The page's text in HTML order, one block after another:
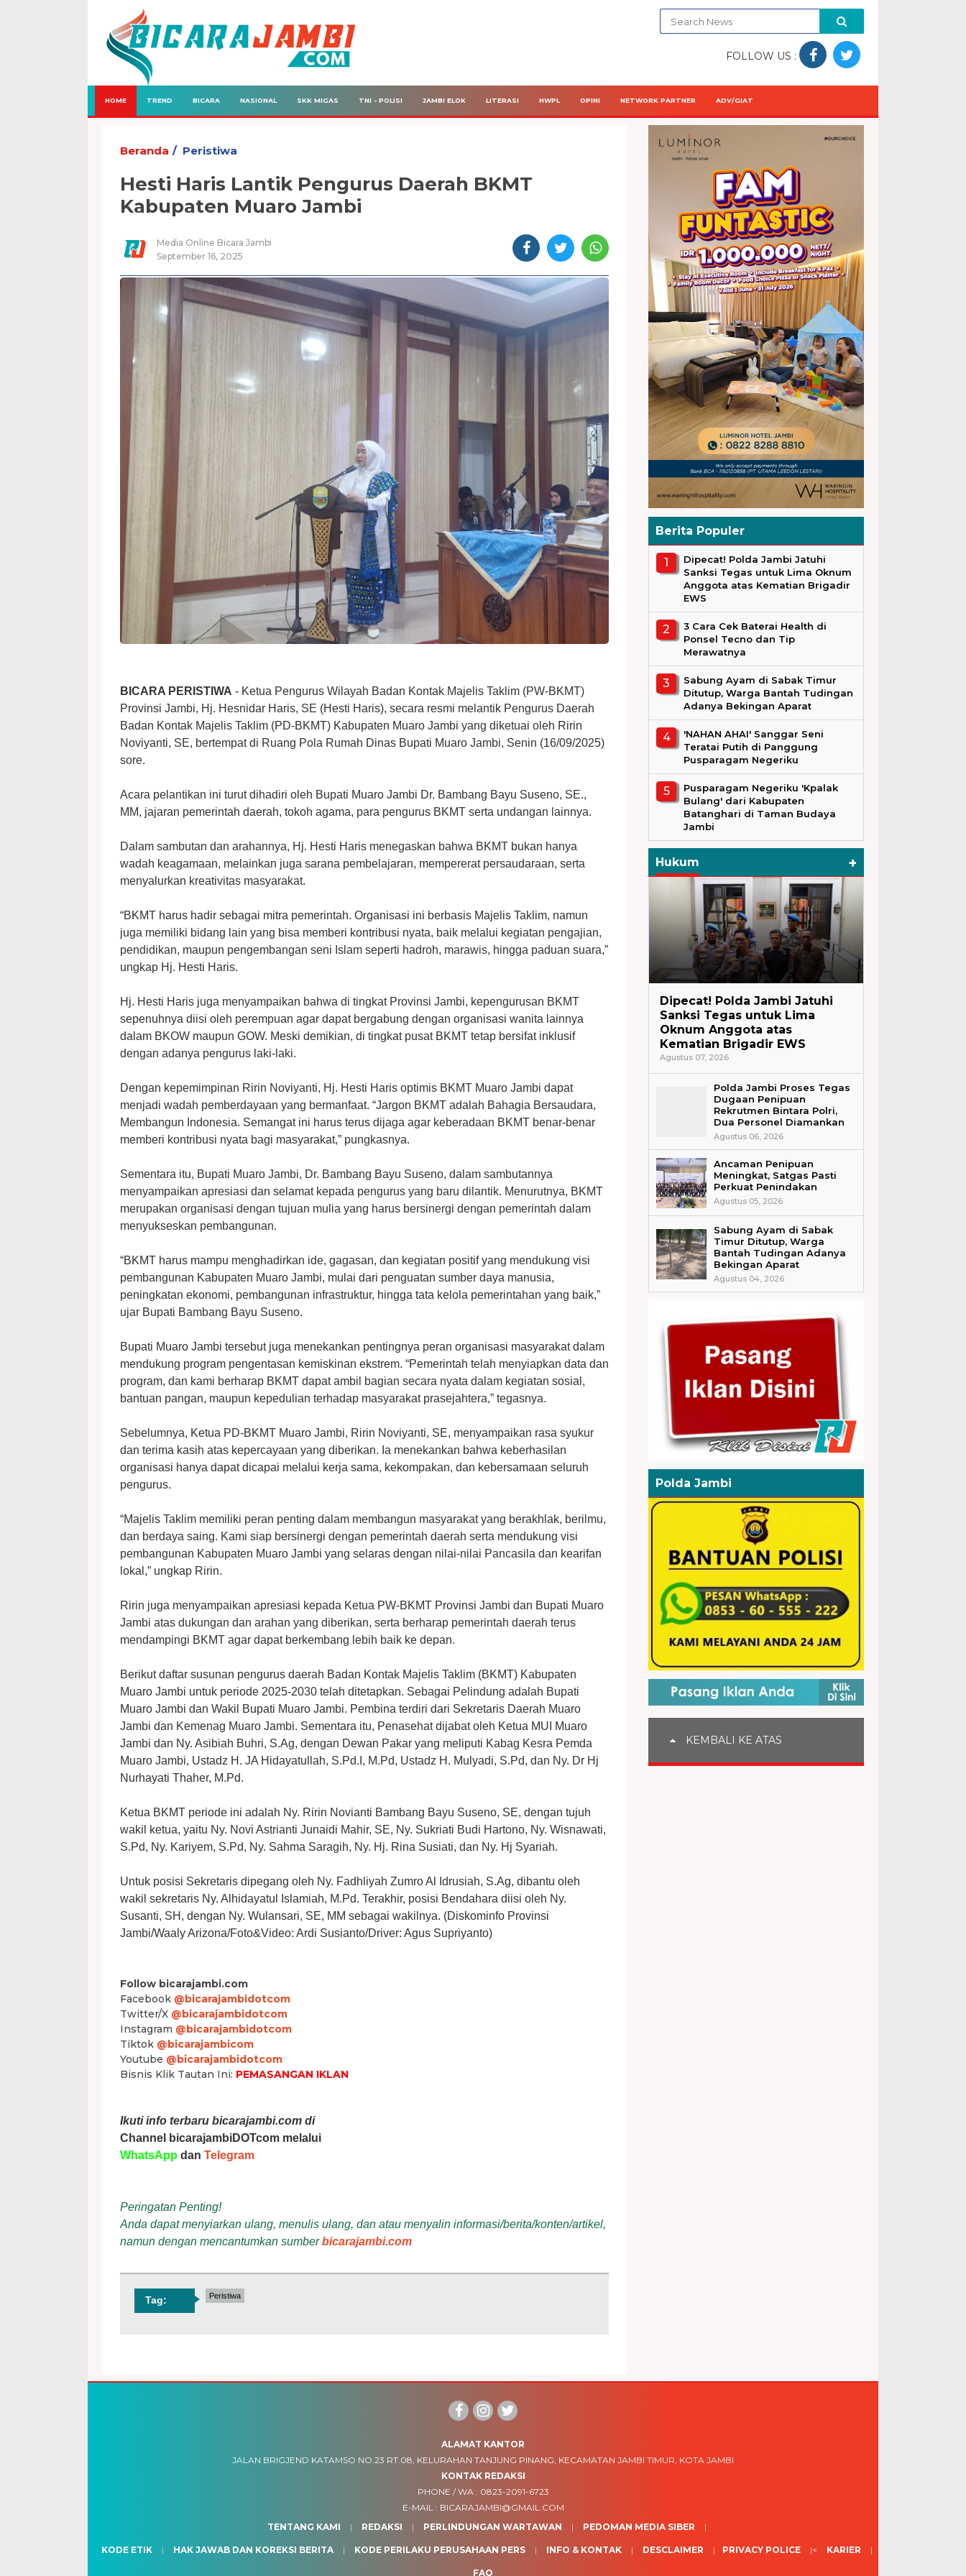
FOLLOW US :
HOME TREND BICARA NASIONAL SKK MIGAS TNI - POLISI JAMBI ELOK LITERASI HWPL OPINI NETWORK PARTNER ADV/GIAT
Beranda Peristiwa
Hesti Haris Lantik Pengurus Daerah BKMT
Kabupaten Muaro Jambi
Media Online Bicara Jambi
September 16, 2025
BICARA PERISTIWA - Ketua Pengurus Wilayah Badan Kontak Majelis Taklim (PW-BKMT)
Provinsi Jambi, Hj. Hesnidar Haris, SE (Hesti Haris), secara resmi melantik Pengurus Daerah
Badan Kontak Majelis Taklim (PD-BKMT) Kabupaten Muaro Jambi yang diketuai oleh Ririn
Noviyanti, SE, bertempat di Ruang Pola Rumah Dinas Bupati Muaro Jambi, Senin (16/09/2025)
sore.
Acara pelantikan ini turut dihadiri oleh Bupati Muaro Jambi Dr. Bambang Bayu Suseno, SE.,
MM, jajaran pemerintah daerah, tokoh agama, para pengurus BKMT serta undangan lainnya.
Dalam sambutan dan arahannya, Hj. Hesti Haris menegaskan bahwa BKMT bukan hanya
wadah keagamaan, melainkan juga sarana pembelajaran, mempererat persaudaraan, serta
menyalurkan kreativitas masyarakat.
“BKMT harus hadir sebagai mitra pemerintah. Organisasi ini berbasis Majelis Taklim, namun
juga memiliki bidang lain yang bisa memberi kontribusi nyata, baik melalui kegiatan pengajian,
pendidikan, maupun pengembangan seni Islam seperti hadroh, marawis, hingga paduan suara,”
ungkap Hj. Hesti Haris.
Hj. Hesti Haris juga menyampaikan bahwa di tingkat Provinsi Jambi, kepengurusan BKMT
sepenuhnya diisi oleh perempuan agar dapat bergabung dengan organisasi wanita lainnya
dalam BKOW maupun GOW. Meski demikian, di tingkat pusat BKMT tetap bersifat inklusif
dengan adanya pengurus laki-laki.
Dengan kepemimpinan Ririn Noviyanti, Hj. Hesti Haris optimis BKMT Muaro Jambi dapat
menjadi wadah pemberdayaan yang bermanfaat. “Jargon BKMT adalah Bahagia Bersaudara,
Membangun Indonesia. Semangat ini harus terus dijaga agar keberadaan BKMT benar-benar
memberi kontribusi nyata bagi masyarakat,” pungkasnya.
Sementara itu, Bupati Muaro Jambi, Dr. Bambang Bayu Suseno, dalam sambutannya
menyampaikan apresiasi dan selamat kepada pengurus yang baru dilantik. Menurutnya, BKMT
merupakan organisasi dengan tujuan mulia yang harus bersinergi dengan pemerintah dalam
menyukseskan pembangunan.
“BKMT harus mampu menghadirkan ide, gagasan, dan kegiatan positif yang mendukung visi
pembangunan Kabupaten Muaro Jambi, mulai dari penguatan sumber daya manusia,
peningkatan ekonomi, pembangunan infrastruktur, hingga tata kelola pemerintahan yang baik,”
ujar Bupati Bambang Bayu Suseno.
Bupati Muaro Jambi tersebut juga menekankan pentingnya peran organisasi masyarakat dalam
mendukung program pengentasan kemiskinan ekstrem. “Pemerintah telah menyiapkan data dan
program, dan kami berharap BKMT dapat ambil bagian secara nyata dalam kegiatan sosial,
bantuan pangan, maupun kepedulian terhadap masyarakat prasejahtera,” tegasnya.
Sebelumnya, Ketua PD-BKMT Muaro Jambi, Ririn Noviyanti, SE, menyampaikan rasa syukur
dan terima kasih atas kepercayaan yang diberikan. Ia menekankan bahwa keberhasilan
organisasi hanya dapat dicapai melalui kerja sama, kekompakan, dan kebersamaan seluruh
pengurus.
“Majelis Taklim memiliki peran penting dalam membangun masyarakat yang berakhlak, berilmu,
dan berdaya saing. Kami siap bersinergi dengan pemerintah daerah serta mendukung visi
pembangunan Kabupaten Muaro Jambi yang selaras dengan nilai-nilai Pancasila dan kearifan
lokal,” ungkap Ririn.
Ririn juga menyampaikan apresiasi kepada Ketua PW-BKMT Provinsi Jambi dan Bupati Muaro
Jambi atas dukungan dan arahan yang diberikan, serta berharap pemerintah daerah terus
mendampingi BKMT agar dapat berkembang lebih baik ke depan.
Berikut daftar susunan pengurus daerah Badan Kontak Majelis Taklim (BKMT) Kabupaten
Muaro Jambi untuk periode 2025-2030 telah ditetapkan. Sebagai Pelindung adalah Bupati
Muaro Jambi dan Wakil Bupati Muaro Jambi. Pembina terdiri dari Sekretaris Daerah Muaro
Jambi dan Kemenag Muaro Jambi. Sementara itu, Penasehat dijabat oleh Ketua MUI Muaro
Jambi dan Ny. Asibiah Buhri, S.Ag, dengan Dewan Pakar yang meliputi Kabag Kesra Pemda
Muaro Jambi, Ustadz H. JA Hidayatullah, S.Pd.I, M.Pd, Ustadz H. Mulyadi, S.Pd, dan Ny. Dr Hj
Nurhayati Thaher, M.Pd.
Ketua BKMT periode ini adalah Ny. Ririn Novianti Bambang Bayu Suseno, SE, dengan tujuh
wakil ketua, yaitu Ny. Novi Astrianti Junaidi Mahir, SE, Ny. Sukriati Budi Hartono, Ny. Wisnawati,
S.Pd, Ny. Kariyem, S.Pd, Ny. Sahma Saragih, Ny. Hj. Rina Susiati, dan Ny. Hj Syariah.
Untuk posisi Sekretaris dipegang oleh Ny. Fadhliyah Zumro Al Idrusiah, S.Ag, dibantu oleh
wakil sekretaris Ny. Alhidayatul Islamiah, M.Pd. Terakhir, posisi Bendahara diisi oleh Ny.
Susanti, SH, dengan Ny. Wulansari, SE, MM sebagai wakilnya. (Diskominfo Provinsi
Jambi/Waaly Arizona/Foto&Video: Ardi Susianto/Driver: Agus Supriyanto)
Follow bicarajambi.com
Facebook @bicarajambidotcom
Twitter/X @bicarajambidotcom
Instagram @bicarajambidotcom
Tiktok @bicarajambicom
Youtube @bicarajambidotcom
Bisnis Klik Tautan Ini: PEMASANGAN IKLAN
Ikuti info terbaru bicarajambi.com di
Channel bicarajambiDOTcom melalui
WhatsApp dan Telegram
Peringatan Penting!
Anda dapat menyiarkan ulang, menulis ulang, dan atau menyalin informasi/berita/konten/artikel,
namun dengan mencantumkan sumberbicarajambi.com
Tag: Peristiwa
Berita Populer
Dipecat! Polda Jambi Jatuhi
Sanksi Tegas untuk Lima Oknum
Anggota atas Kematian Brigadir
EWS
3 Cara Cek Baterai Health di
Ponsel Tecno dan Tip
Merawatnya
Sabung Ayam di Sabak Timur
Ditutup, Warga Bantah Tudingan
Adanya Bekingan Aparat
'NAHAN AHAI' Sanggar Seni
Teratai Putih di Panggung
Pusparagam Negeriku
Pusparagam Negeriku 'Kpalak
Bulang' dari Kabupaten
Batanghari di Taman Budaya
Jambi
Hukum +
Dipecat! Polda Jambi Jatuhi
Sanksi Tegas untuk Lima
Oknum Anggota atas
Kematian Brigadir EWS
Agustus 07, 2026
Polda Jambi Proses Tegas
Dugaan Penipuan
Rekrutmen Bintara Polri,
Dua Personel Diamankan
Agustus 06, 2026
Ancaman Penipuan
Meningkat, Satgas Pasti
Perkuat Penindakan
Agustus 05, 2026
Sabung Ayam di Sabak
Timur Ditutup, Warga
Bantah Tudingan Adanya
Bekingan Aparat
Agustus 04, 2026
Polda Jambi
KEMBALI KE ATAS
ALAMAT KANTOR
JALAN BRIGJEND KATAMSO NO.23 RT.08, KELURAHAN TANJUNG PINANG, KECAMATAN JAMBI TIMUR, KOTA JAMBI
KONTAK REDAKSI
PHONE / WA : 0823-2091-6723
E-MAIL : BICARAJAMBI@GMAIL.COM
TENTANG KAMI
REDAKSI PERLINDUNGAN WARTAWAN PEDOMAN MEDIA SIBER
KODE ETIK HAK JAWAB DAN KOREKSI BERITA KODE PERILAKU PERUSAHAAN PERS INFO & KONTAK DESCLAIMER PRIVACY POLICE < KARIER
FAQ